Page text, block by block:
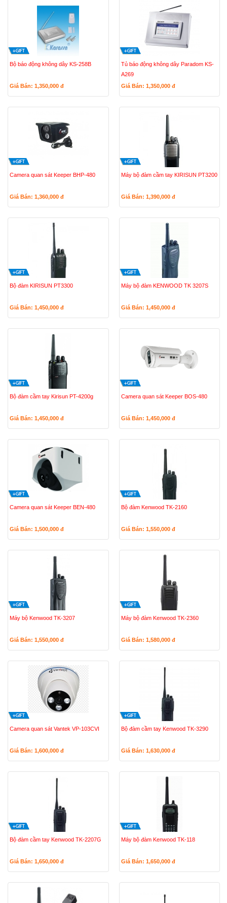
Bộ báo động không dây KS-258B
Giá Bán: 1,350,000 đ
Tủ báo động không dây Paradom KS-
A269
Giá Bán: 1,350,000 đ
Camera quan sát Keeper BHP-480
Giá Bán: 1,360,000 đ
Máy bộ đàm cầm tay KIRISUN PT3200
Giá Bán: 1,390,000 đ
Bộ đàm KIRISUN PT3300
Giá Bán: 1,450,000 đ
Máy bộ đàm KENWOOD TK 3207S
Giá Bán: 1,450,000 đ
Bộ đàm cầm tay Kirisun PT-4200g
Giá Bán: 1,450,000 đ
Camera quan sát Keeper BOS-480
Giá Bán: 1,450,000 đ
Camera quan sát Keeper BEN-480
Giá Bán: 1,500,000 đ
Bộ đàm Kenwood TK-2160
Giá Bán: 1,550,000 đ
Máy bộ Kenwood TK-3207
Giá Bán: 1,550,000 đ
Máy bộ đàm Kenwood TK-2360
Giá Bán: 1,580,000 đ
Camera quan sát Vantek VP-103CVI
Giá Bán: 1,600,000 đ
Bộ đàm cầm tay Kenwood TK-3290
Giá Bán: 1,630,000 đ
Bộ đàm cầm tay Kenwood TK-2207G
Giá Bán: 1,650,000 đ
Máy bộ đàm Kenwood TK-118
Giá Bán: 1,650,000 đ